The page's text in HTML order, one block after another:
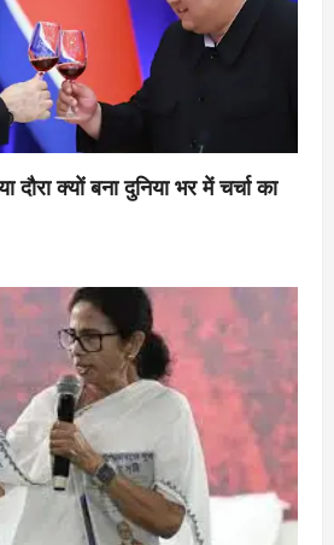
दौरा क्यों बना दुनिया भर में चर्चा का